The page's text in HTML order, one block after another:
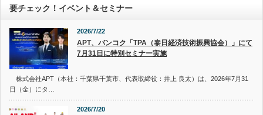
要チェック！イベント＆セミナー
2026/7/22
APT、バンコク「TPA（泰日経済技術振興協会）」にて
7月31日に特別セミナー実施
株式会社APT（本社：千葉県千葉市、代表取締役：井上 良太）は、2026年7月31
日（金）にタ…
2026/7/20